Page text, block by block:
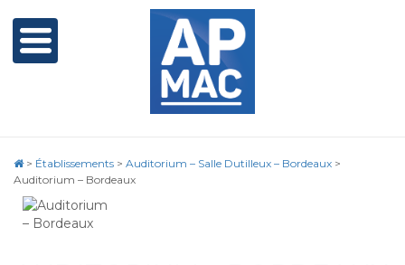
> Établissements > Auditorium – Salle Dutilleux – Bordeaux >
Auditorium – Bordeaux